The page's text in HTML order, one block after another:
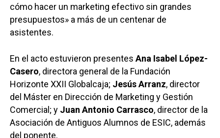
cómo hacer un marketing efectivo sin grandes
presupuestos» a más de un centenar de
asistentes.
En el acto estuvieron presentes Ana Isabel López-
Casero, directora general de la Fundación
Horizonte XXII Globalcaja; Jesús Arranz, director
del Máster en Dirección de Marketing y Gestión
Comercial; y Juan Antonio Carrasco, director de la
Asociación de Antiguos Alumnos de ESIC, además
del ponente.